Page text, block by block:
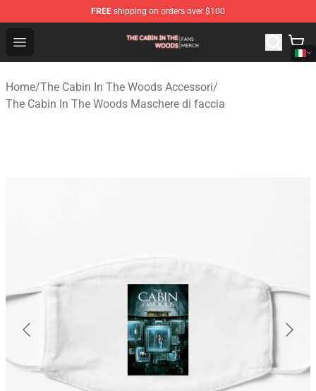
FREE shipping on orders over $100
Open menu
The Cabin In The Woods Shop - Official The Cabin In
Home/The Cabin In The Woods Accessori/
The Cabin In The Woods Maschere di faccia